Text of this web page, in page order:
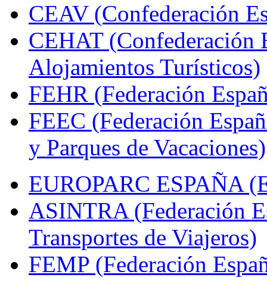
CEAV (Confederación
CEHAT (Confederación
Alojamientos Turísticos)
FEHR (Federación
FEEC (Federación
y Parques de Vacaciones)
EUROPARC ESPAÑA
ASINTRA (Federación
Transportes de Viajeros)
FEMP (Federación